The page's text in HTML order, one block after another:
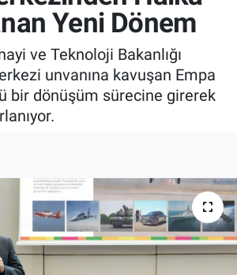
Yeni Dönem
ve Teknoloji Bakanlığı
unvanına kavuşan Empa
bir dönüşüm sürecine girerek